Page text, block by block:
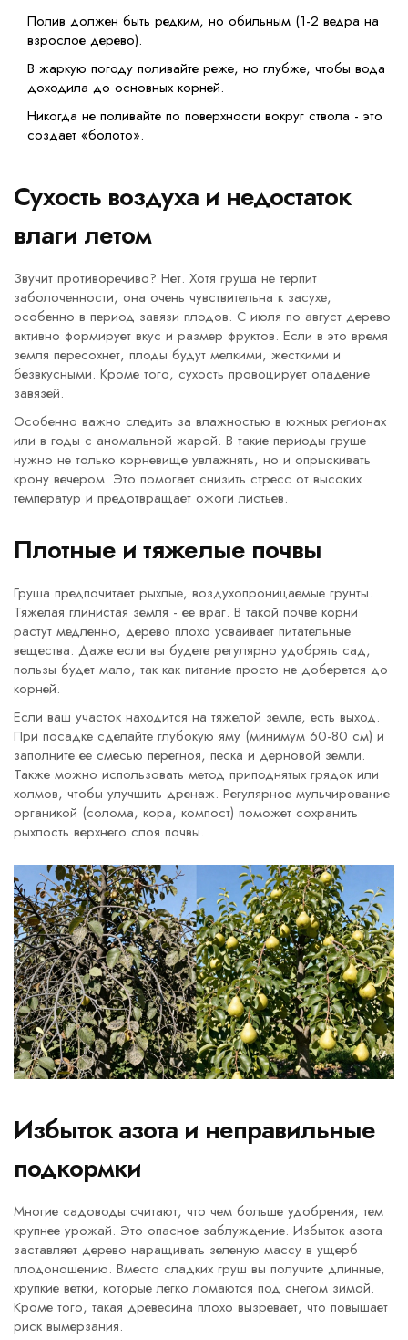
Полив должен быть редким, но обильным (1-2 ведра на
взрослое дерево).
В жаркую погоду поливайте реже, но глубже, чтобы вода
доходила до основных корней.
Никогда не поливайте по поверхности вокруг ствола - это
создает «болото».
Сухость воздуха и недостаток
влаги летом
Звучит противоречиво? Нет. Хотя груша не терпит
заболоченности, она очень чувствительна к засухе,
особенно в период завязи плодов. С июля по август дерево
активно формирует вкус и размер фруктов. Если в это время
земля пересохнет, плоды будут мелкими, жесткими и
безвкусными. Кроме того, сухость провоцирует опадение
завязей.
Особенно важно следить за влажностью в южных регионах
или в годы с аномальной жарой. В такие периоды груше
нужно не только корневище увлажнять, но и опрыскивать
крону вечером. Это помогает снизить стресс от высоких
температур и предотвращает ожоги листьев.
Плотные и тяжелые почвы
Груша предпочитает рыхлые, воздухопроницаемые грунты.
Тяжелая глинистая земля - ее враг. В такой почве корни
растут медленно, дерево плохо усваивает питательные
вещества. Даже если вы будете регулярно удобрять сад,
пользы будет мало, так как питание просто не доберется до
корней.
Если ваш участок находится на тяжелой земле, есть выход.
При посадке сделайте глубокую яму (минимум 60-80 см) и
заполните ее смесью перегноя, песка и дерновой земли.
Также можно использовать метод приподнятых грядок или
холмов, чтобы улучшить дренаж. Регулярное мульчирование
органикой (солома, кора, компост) поможет сохранить
рыхлость верхнего слоя почвы.
Избыток азота и неправильные
подкормки
Многие садоводы считают, что чем больше удобрения, тем
крупнее урожай. Это опасное заблуждение. Избыток азота
заставляет дерево наращивать зеленую массу в ущерб
плодоношению. Вместо сладких груш вы получите длинные,
хрупкие ветки, которые легко ломаются под снегом зимой.
Кроме того, такая древесина плохо вызревает, что повышает
риск вымерзания.